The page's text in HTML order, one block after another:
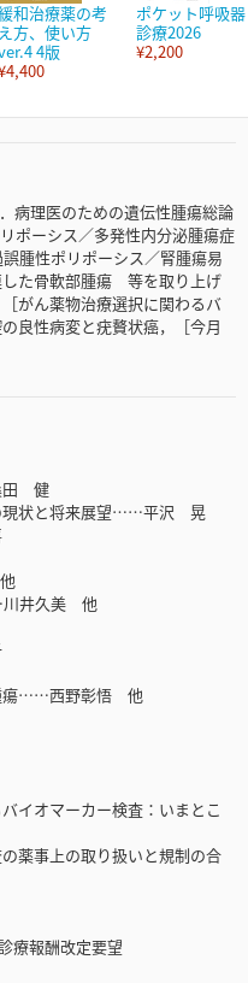
和治療薬の考
え方、使い方
4版
ポケット呼吸器
診療2026
¥2,200
病理医のための遺伝性腫瘍総論
ポーシス／多発性内分泌腫瘍症
腫性ポリポーシス／腎腫瘍易
した骨軟部腫瘍 等を取り上げ
がん薬物治療選択に関わるバ
良性病変と疣贅状癌，［今月
田 健
現状と将来展望……平沢 晃
川井久美 他
瘍……西野彰悟 他
イオマーカー検査：いまとこ
薬事上の取り扱いと規制の合
療報酬改定要望